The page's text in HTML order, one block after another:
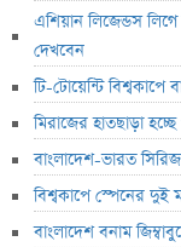
এশিয়ান লিজেন্ডস
দেখবেন
টি-টোয়েন্টি
মিরাজের হাতছাড়া
বাংলাদেশ-ভারত
বিশ্বকাপে স্পেনের দুই
বাংলাদেশ বনাম